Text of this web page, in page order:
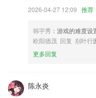
2026-04-27 12:09 推荐
韩宇秀 ：游戏的难度设
欧阳德茂 回复 别叶行
更多回复
陈永炎